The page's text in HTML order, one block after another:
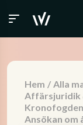
Hem / Alla
Affärsjuridik
Ansökan om